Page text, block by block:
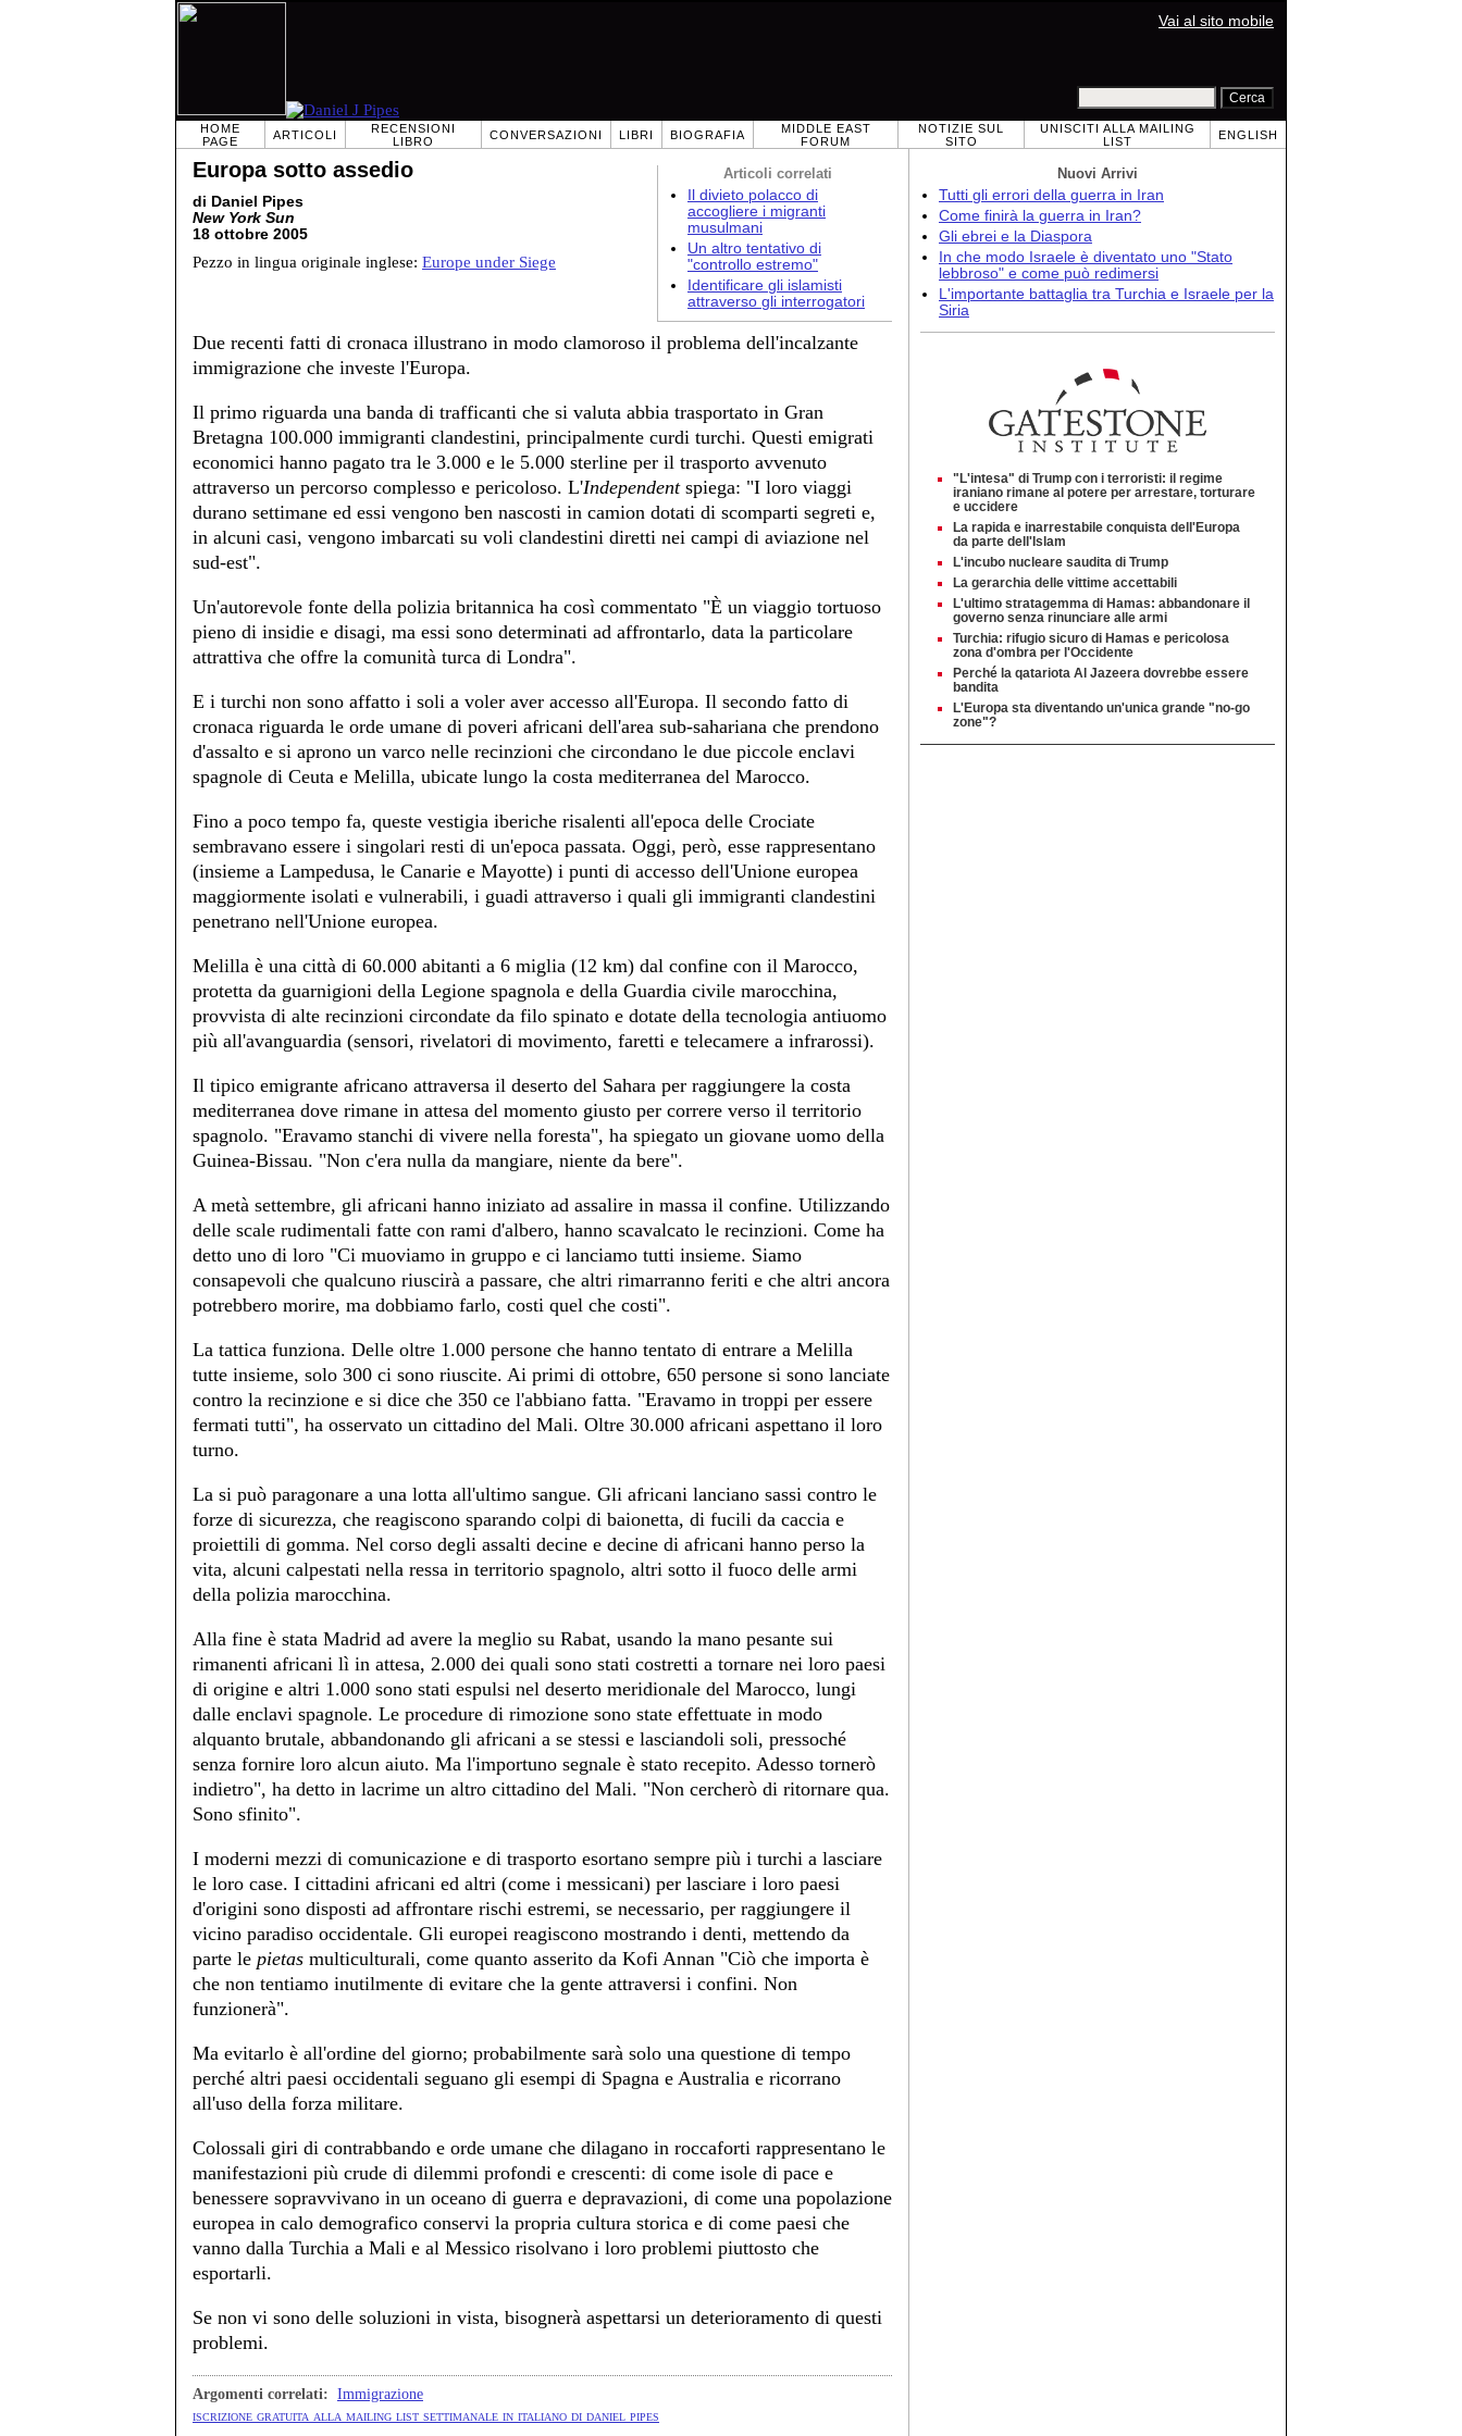
Vai al sito mobile
HOME
PAGE
ARTICOLI
RECENSIONI
LIBRO
CONVERSAZIONI LIBRI BIOGRAFIA
MIDDLE EAST
FORUM
NOTIZIE SUL
SITO
UNISCITI ALLA MAILING
LIST
ENGLISH
Articoli correlati
Il divieto polacco di
accogliere i migranti
musulmani
Un altro tentativo di
"controllo estremo"
Identificare gli islamisti
attraverso gli interrogatori
Europa sotto assedio
di Daniel Pipes
New York Sun
18 ottobre 2005
Pezzo in lingua originale inglese: Europe under Siege
Due recenti fatti di cronaca illustrano in modo clamoroso il problema dell'incalzante
immigrazione che investe l'Europa.
Il primo riguarda una banda di trafficanti che si valuta abbia trasportato in Gran
Bretagna 100.000 immigranti clandestini, principalmente curdi turchi. Questi emigrati
economici hanno pagato tra le 3.000 e le 5.000 sterline per il trasporto avvenuto
attraverso un percorso complesso e pericoloso. L'Independentspiega: "I loro viaggi
durano settimane ed essi vengono ben nascosti in camion dotati di scomparti segreti e,
in alcuni casi, vengono imbarcati su voli clandestini diretti nei campi di aviazione nel
sud-est".
Un'autorevole fonte della polizia britannica ha così commentato "È un viaggio tortuoso
pieno di insidie e disagi, ma essi sono determinati ad affrontarlo, data la particolare
attrattiva che offre la comunità turca di Londra".
E i turchi non sono affatto i soli a voler aver accesso all'Europa. Il secondo fatto di
cronaca riguarda le orde umane di poveri africani dell'area sub-sahariana che prendono
d'assalto e si aprono un varco nelle recinzioni che circondano le due piccole enclavi
spagnole di Ceuta e Melilla, ubicate lungo la costa mediterranea del Marocco.
Fino a poco tempo fa, queste vestigia iberiche risalenti all'epoca delle Crociate
sembravano essere i singolari resti di un'epoca passata. Oggi, però, esse rappresentano
(insieme a Lampedusa, le Canarie e Mayotte) i punti di accesso dell'Unione europea
maggiormente isolati e vulnerabili, i guadi attraverso i quali gli immigranti clandestini
penetrano nell'Unione europea.
Melilla è una città di 60.000 abitanti a 6 miglia (12 km) dal confine con il Marocco,
protetta da guarnigioni della Legione spagnola e della Guardia civile marocchina,
provvista di alte recinzioni circondate da filo spinato e dotate della tecnologia antiuomo
più all'avanguardia (sensori, rivelatori di movimento, faretti e telecamere a infrarossi).
Il tipico emigrante africano attraversa il deserto del Sahara per raggiungere la costa
mediterranea dove rimane in attesa del momento giusto per correre verso il territorio
spagnolo. "Eravamo stanchi di vivere nella foresta", ha spiegato un giovane uomo della
Guinea-Bissau. "Non c'era nulla da mangiare, niente da bere".
A metà settembre, gli africani hanno iniziato ad assalire in massa il confine. Utilizzando
delle scale rudimentali fatte con rami d'albero, hanno scavalcato le recinzioni. Come ha
detto uno di loro "Ci muoviamo in gruppo e ci lanciamo tutti insieme. Siamo
consapevoli che qualcuno riuscirà a passare, che altri rimarranno feriti e che altri ancora
potrebbero morire, ma dobbiamo farlo, costi quel che costi".
La tattica funziona. Delle oltre 1.000 persone che hanno tentato di entrare a Melilla
tutte insieme, solo 300 ci sono riuscite. Ai primi di ottobre, 650 persone si sono lanciate
contro la recinzione e si dice che 350 ce l'abbiano fatta. "Eravamo in troppi per essere
fermati tutti", ha osservato un cittadino del Mali. Oltre 30.000 africani aspettano il loro
turno.
La si può paragonare a una lotta all'ultimo sangue. Gli africani lanciano sassi contro le
forze di sicurezza, che reagiscono sparando colpi di baionetta, di fucili da caccia e
proiettili di gomma. Nel corso degli assalti decine e decine di africani hanno perso la
vita, alcuni calpestati nella ressa in territorio spagnolo, altri sotto il fuoco delle armi
della polizia marocchina.
Alla fine è stata Madrid ad avere la meglio su Rabat, usando la mano pesante sui
rimanenti africani lì in attesa, 2.000 dei quali sono stati costretti a tornare nei loro paesi
di origine e altri 1.000 sono stati espulsi nel deserto meridionale del Marocco, lungi
dalle enclavi spagnole. Le procedure di rimozione sono state effettuate in modo
alquanto brutale, abbandonando gli africani a se stessi e lasciandoli soli, pressoché
senza fornire loro alcun aiuto. Ma l'importuno segnale è stato recepito. Adesso tornerò
indietro", ha detto in lacrime un altro cittadino del Mali. "Non cercherò di ritornare qua.
Sono sfinito".
I moderni mezzi di comunicazione e di trasporto esortano sempre più i turchi a lasciare
le loro case. I cittadini africani ed altri (come i messicani) per lasciare i loro paesi
d'origini sono disposti ad affrontare rischi estremi, se necessario, per raggiungere il
vicino paradiso occidentale. Gli europei reagiscono mostrando i denti, mettendo da
parte le pietas multiculturali, come quanto asserito da Kofi Annan "Ciò che importa è
che non tentiamo inutilmente di evitare che la gente attraversi i confini. Non
funzionerà".
Ma evitarlo è all'ordine del giorno; probabilmente sarà solo una questione di tempo
perché altri paesi occidentali seguano gli esempi di Spagna e Australia e ricorrano
all'uso della forza militare.
Colossali giri di contrabbando e orde umane che dilagano in roccaforti rappresentano le
manifestazioni più crude di dilemmi profondi e crescenti: di come isole di pace e
benessere sopravvivano in un oceano di guerra e depravazioni, di come una popolazione
europea in calo demografico conservi la propria cultura storica e di come paesi che
vanno dalla Turchia a Mali e al Messico risolvano i loro problemi piuttosto che
esportarli.
Se non vi sono delle soluzioni in vista, bisognerà aspettarsi un deterioramento di questi
problemi.
Argomenti correlati: Immigrazione
iscrizione gratuita alla mailing list settimanale in italiano di daniel pipes
Nuovi Arrivi
Tutti gli errori della guerra in Iran
Come finirà la guerra in Iran?
Gli ebrei e la Diaspora
In che modo Israele è diventato uno "Stato
lebbroso" e come può redimersi
L'importante battaglia tra Turchia e Israele per la
Siria
"L'intesa" di Trump con i terroristi: il regime
iraniano rimane al potere per arrestare, torturare
e uccidere
La rapida e inarrestabile conquista dell'Europa
da parte dell'Islam
L'incubo nucleare saudita di Trump
La gerarchia delle vittime accettabili
L'ultimo stratagemma di Hamas: abbandonare il
governo senza rinunciare alle armi
Turchia: rifugio sicuro di Hamas e pericolosa
zona d'ombra per l'Occidente
Perché la qatariota Al Jazeera dovrebbe essere
bandita
L'Europa sta diventando un'unica grande "no-go
zone"?